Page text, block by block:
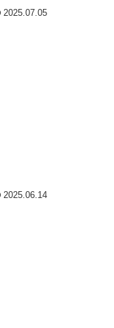
2025.07.05
2025.06.14